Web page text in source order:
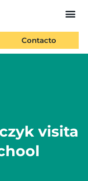
Contacto
visita